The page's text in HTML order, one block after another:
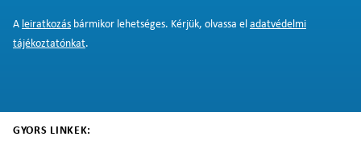
A leiratkozás bármikor lehetséges. Kérjük, olvassa el adatvédelmi
tájékoztatónkat.
GYORS LINKEK: